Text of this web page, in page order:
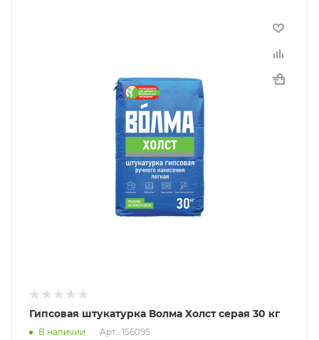
Гипсовая штукатурка Волма Холст серая 30 кг
В наличии Арт.: 156095